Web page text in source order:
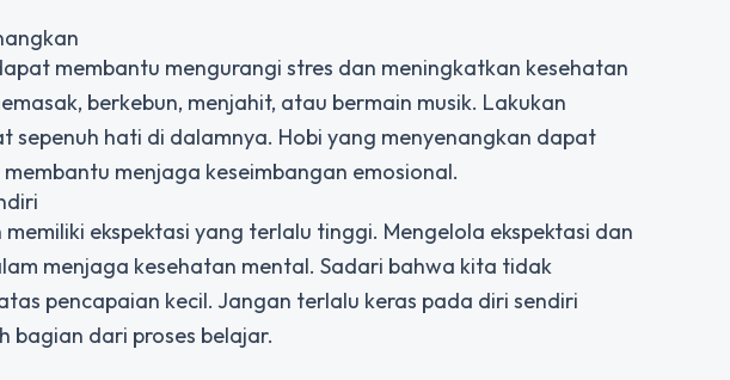
membantu mengurangi stres dan meningkatkan kesehatan
berkebun, menjahit, atau bermain musik. Lakukan
hati di dalamnya. Hobi yang menyenangkan dapat
menjaga keseimbangan emosional.
ekspektasi yang terlalu tinggi. Mengelola ekspektasi dan
menjaga kesehatan mental. Sadari bahwa kita tidak
pencapaian kecil. Jangan terlalu keras pada diri sendiri
bagian dari proses belajar.